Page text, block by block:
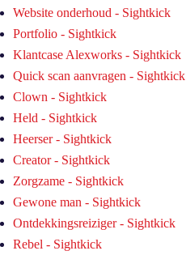
Website onderhoud - Sightkick
Portfolio - Sightkick
Klantcase Alexworks - Sightkick
Quick scan aanvragen - Sightkick
Clown - Sightkick
Held - Sightkick
Heerser - Sightkick
Creator - Sightkick
Zorgzame - Sightkick
Gewone man - Sightkick
Ontdekkingsreiziger - Sightkick
Rebel - Sightkick